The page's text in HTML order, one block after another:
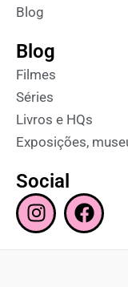
Blog
Blog
Filmes
Séries
Livros e HQs
Exposições,
Social
I
n
s
F
a
c